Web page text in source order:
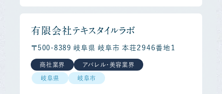
有限会社テキスタイルラボ
〒500-8389 岐阜県 岐阜市 本荘２９４６番地１
商社業界 アパレル・美容業界
岐阜県 岐阜市